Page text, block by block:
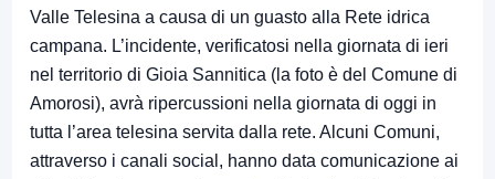
Valle Telesina a causa di un guasto alla Rete idrica
campana. L’incidente, verificatosi nella giornata di ieri
nel territorio di Gioia Sannitica (la foto è del Comune di
Amorosi), avrà ripercussioni nella giornata di oggi in
tutta l’area telesina servita dalla rete. Alcuni Comuni,
attraverso i canali social, hanno data comunicazione ai